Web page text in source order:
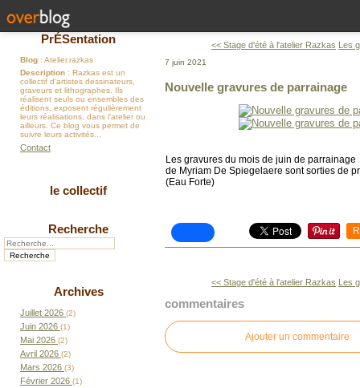
PrÉSentation
Blog : Atelier.razkas
Description : Razkas est un
collectif d'artistes dessinateurs,
graveurs et lithographes. Ils
réalisent seuls ou ensembles des
éditions, exposent régulièrement
leurs réalisations, dans l'atelier ou
ailleurs. Ce blog vous permet de
suivre leurs activités...
Contact
le collectif
Recherche
Archives
Juillet 2026 (2)
Juin 2026 (1)
Mai 2026 (2)
Avril 2026 (2)
Mars 2026 (3)
Février 2026 (1)
<< Stage d'été à l'atelier Razkas Les
7 juin 2021
Nouvelle gravures de parrainage
Les gravures du mois de juin de parrainage
de Myriam De Spiegelaere sont sorties de
(Eau Forte)
<< Stage d'été à l'atelier Razkas Les
commentaires
Ajouter un commentaire